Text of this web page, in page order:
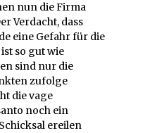
nun die Firma
Verdacht, dass
eine Gefahr für die
so gut wie
sind nur die
zufolge
die vage
noch ein
ereilen